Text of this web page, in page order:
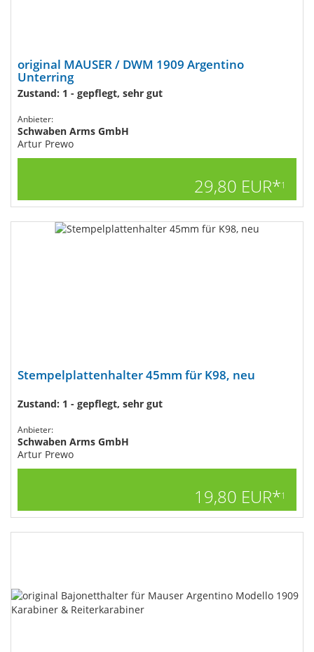
original MAUSER / DWM 1909 Argentino
Unterring
Zustand: 1 - gepflegt, sehr gut
Anbieter:
Schwaben Arms GmbH
Artur Prewo
29,80 EUR*1
Stempelplattenhalter 45mm für K98, neu
Zustand: 1 - gepflegt, sehr gut
Anbieter:
Schwaben Arms GmbH
Artur Prewo
19,80 EUR*1